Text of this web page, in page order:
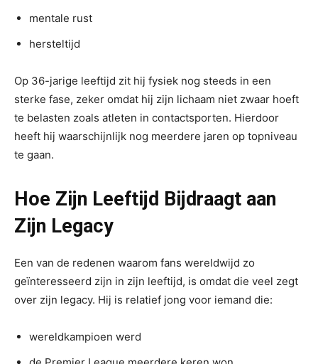
mentale rust
hersteltijd
Op 36-jarige leeftijd zit hij fysiek nog steeds in een
sterke fase, zeker omdat hij zijn lichaam niet zwaar hoeft
te belasten zoals atleten in contactsporten. Hierdoor
heeft hij waarschijnlijk nog meerdere jaren op topniveau
te gaan.
Hoe Zijn Leeftijd Bijdraagt aan
Zijn Legacy
Een van de redenen waarom fans wereldwijd zo
geïnteresseerd zijn in zijn leeftijd, is omdat die veel zegt
over zijn legacy. Hij is relatief jong voor iemand die:
wereldkampioen werd